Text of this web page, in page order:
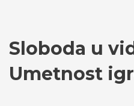
Sloboda u
Umetnost